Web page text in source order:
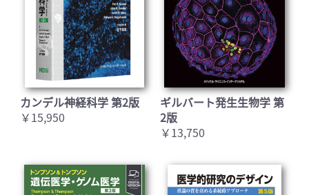
カンデル神経科学 第2版
￥15,950
ギルバート発生生物学 第
2版
￥13,750